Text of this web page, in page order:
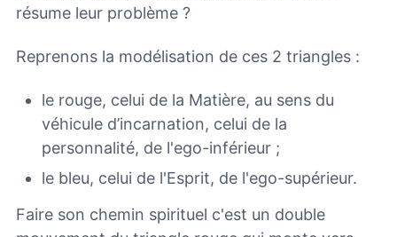
résume leur problème ?
Reprenons la modélisation de ces 2 triangles :
le rouge, celui de la Matière, au sens du
véhicule d’incarnation, celui de la
personnalité, de l'ego-inférieur ;
le bleu, celui de l'Esprit, de l'ego-supérieur.
Faire son chemin spirituel c'est un double